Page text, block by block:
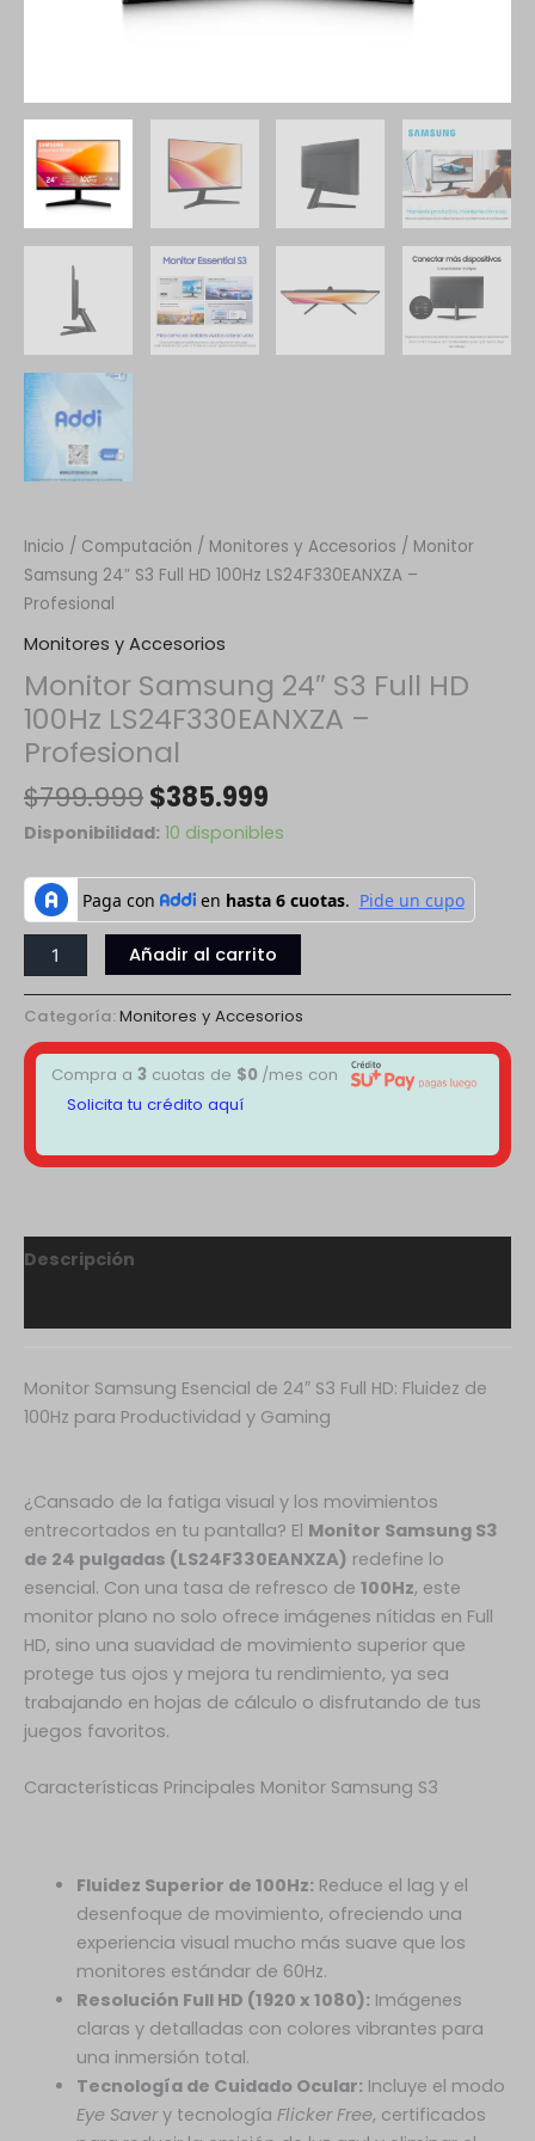
Inicio / Computación / Monitores y Accesorios / Monitor
Samsung 24″ S3 Full HD 100Hz LS24F330EANXZA –
Profesional
Monitores y Accesorios
Monitor Samsung 24″ S3 Full HD
100Hz LS24F330EANXZA –
Profesional
$799.999$385.999
Disponibilidad: 10 disponibles
Añadir al carrito
Categoría: Monitores y Accesorios
Compra a3 cuotas de $0 /mes con
Solicita tu crédito aquí
Descripción
Monitor Samsung Esencial de 24″ S3 Full HD: Fluidez de
100Hz para Productividad y Gaming
¿Cansado de la fatiga visual y los movimientos
entrecortados en tu pantalla? El Monitor Samsung S3
de 24 pulgadas (LS24F330EANXZA) redefine lo
esencial. Con una tasa de refresco de 100Hz, este
monitor plano no solo ofrece imágenes nítidas en Full
HD, sino una suavidad de movimiento superior que
protege tus ojos y mejora tu rendimiento, ya sea
trabajando en hojas de cálculo o disfrutando de tus
juegos favoritos.
Características Principales Monitor Samsung S3
Fluidez Superior de 100Hz: Reduce el lag y el
desenfoque de movimiento, ofreciendo una
experiencia visual mucho más suave que los
monitores estándar de 60Hz.
Resolución Full HD (1920 x 1080): Imágenes
claras y detalladas con colores vibrantes para
una inmersión total.
Tecnología de Cuidado Ocular: Incluye el modo
Eye Savery tecnología Flicker Free, certificados